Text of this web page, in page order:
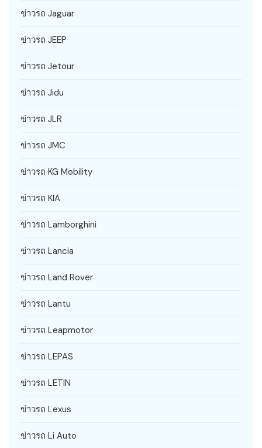
ข่าวรถ Jaguar
ข่าวรถ JEEP
ข่าวรถ Jetour
ข่าวรถ Jidu
ข่าวรถ JLR
ข่าวรถ JMC
ข่าวรถ KG Mobility
ข่าวรถ KIA
ข่าวรถ Lamborghini
ข่าวรถ Lancia
ข่าวรถ Land Rover
ข่าวรถ Lantu
ข่าวรถ Leapmotor
ข่าวรถ LEPAS
ข่าวรถ LETIN
ข่าวรถ Lexus
ข่าวรถ Li Auto